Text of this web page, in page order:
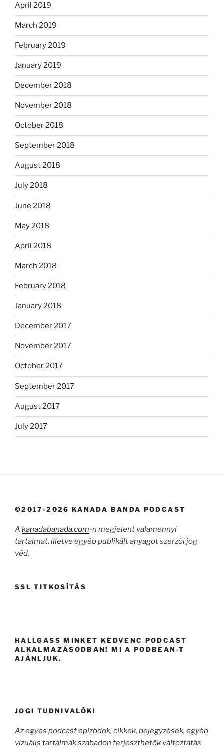
April 2019
March 2019
February 2019
January 2019
December 2018
November 2018
October 2018
September 2018
August 2018
July 2018
June 2018
May 2018
April 2018
March 2018
February 2018
January 2018
December 2017
November 2017
October 2017
September 2017
August 2017
July 2017
©2017-2026 KANADA BANDA PODCAST
A kanadabanada.com-n megjelent valamennyi
tartalmat, illetve egyéb publikált anyagot szerzői jog
véd.
SSL TITKOSÍTÁS
HALLGASS MINKET KEDVENC PODCAST
ALKALMAZÁSODBAN! MI A PODBEAN-T
AJÁNLJUK.
JOGI TUDNIVALÓK!
Az egyes podcast epizódok, cikkek, bejegyzések, egyéb
vizuális tartalmak szabadon terjeszthetők változtatás